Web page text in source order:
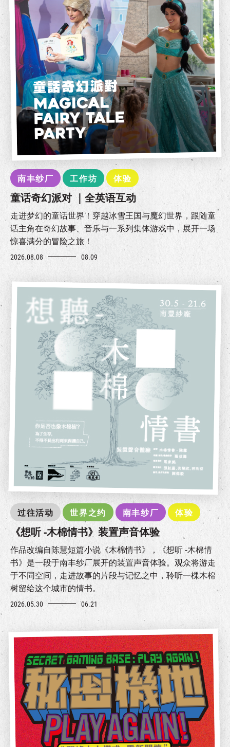
南丰纱厂 工作坊 体验
童话奇幻派对 ｜全英语互动
走进梦幻的童话世界！穿越冰雪王国与魔幻世界，跟随童
话主角在奇幻故事、音乐与一系列集体游戏中，展开一场
惊喜满分的冒险之旅！
2026.08.08 08.09
过往活动 世界之约 南丰纱厂 体验
《想听 -木棉情书》装置声音体验
作品改编自陈慧短篇小说《木棉情书》，《想听 -木棉情
书》是一段于南丰纱厂展开的装置声音体验。观众将游走
于不同空间，走进故事的片段与记忆之中，聆听一棵木棉
树留给这个城市的情书。
2026.05.30 06.21